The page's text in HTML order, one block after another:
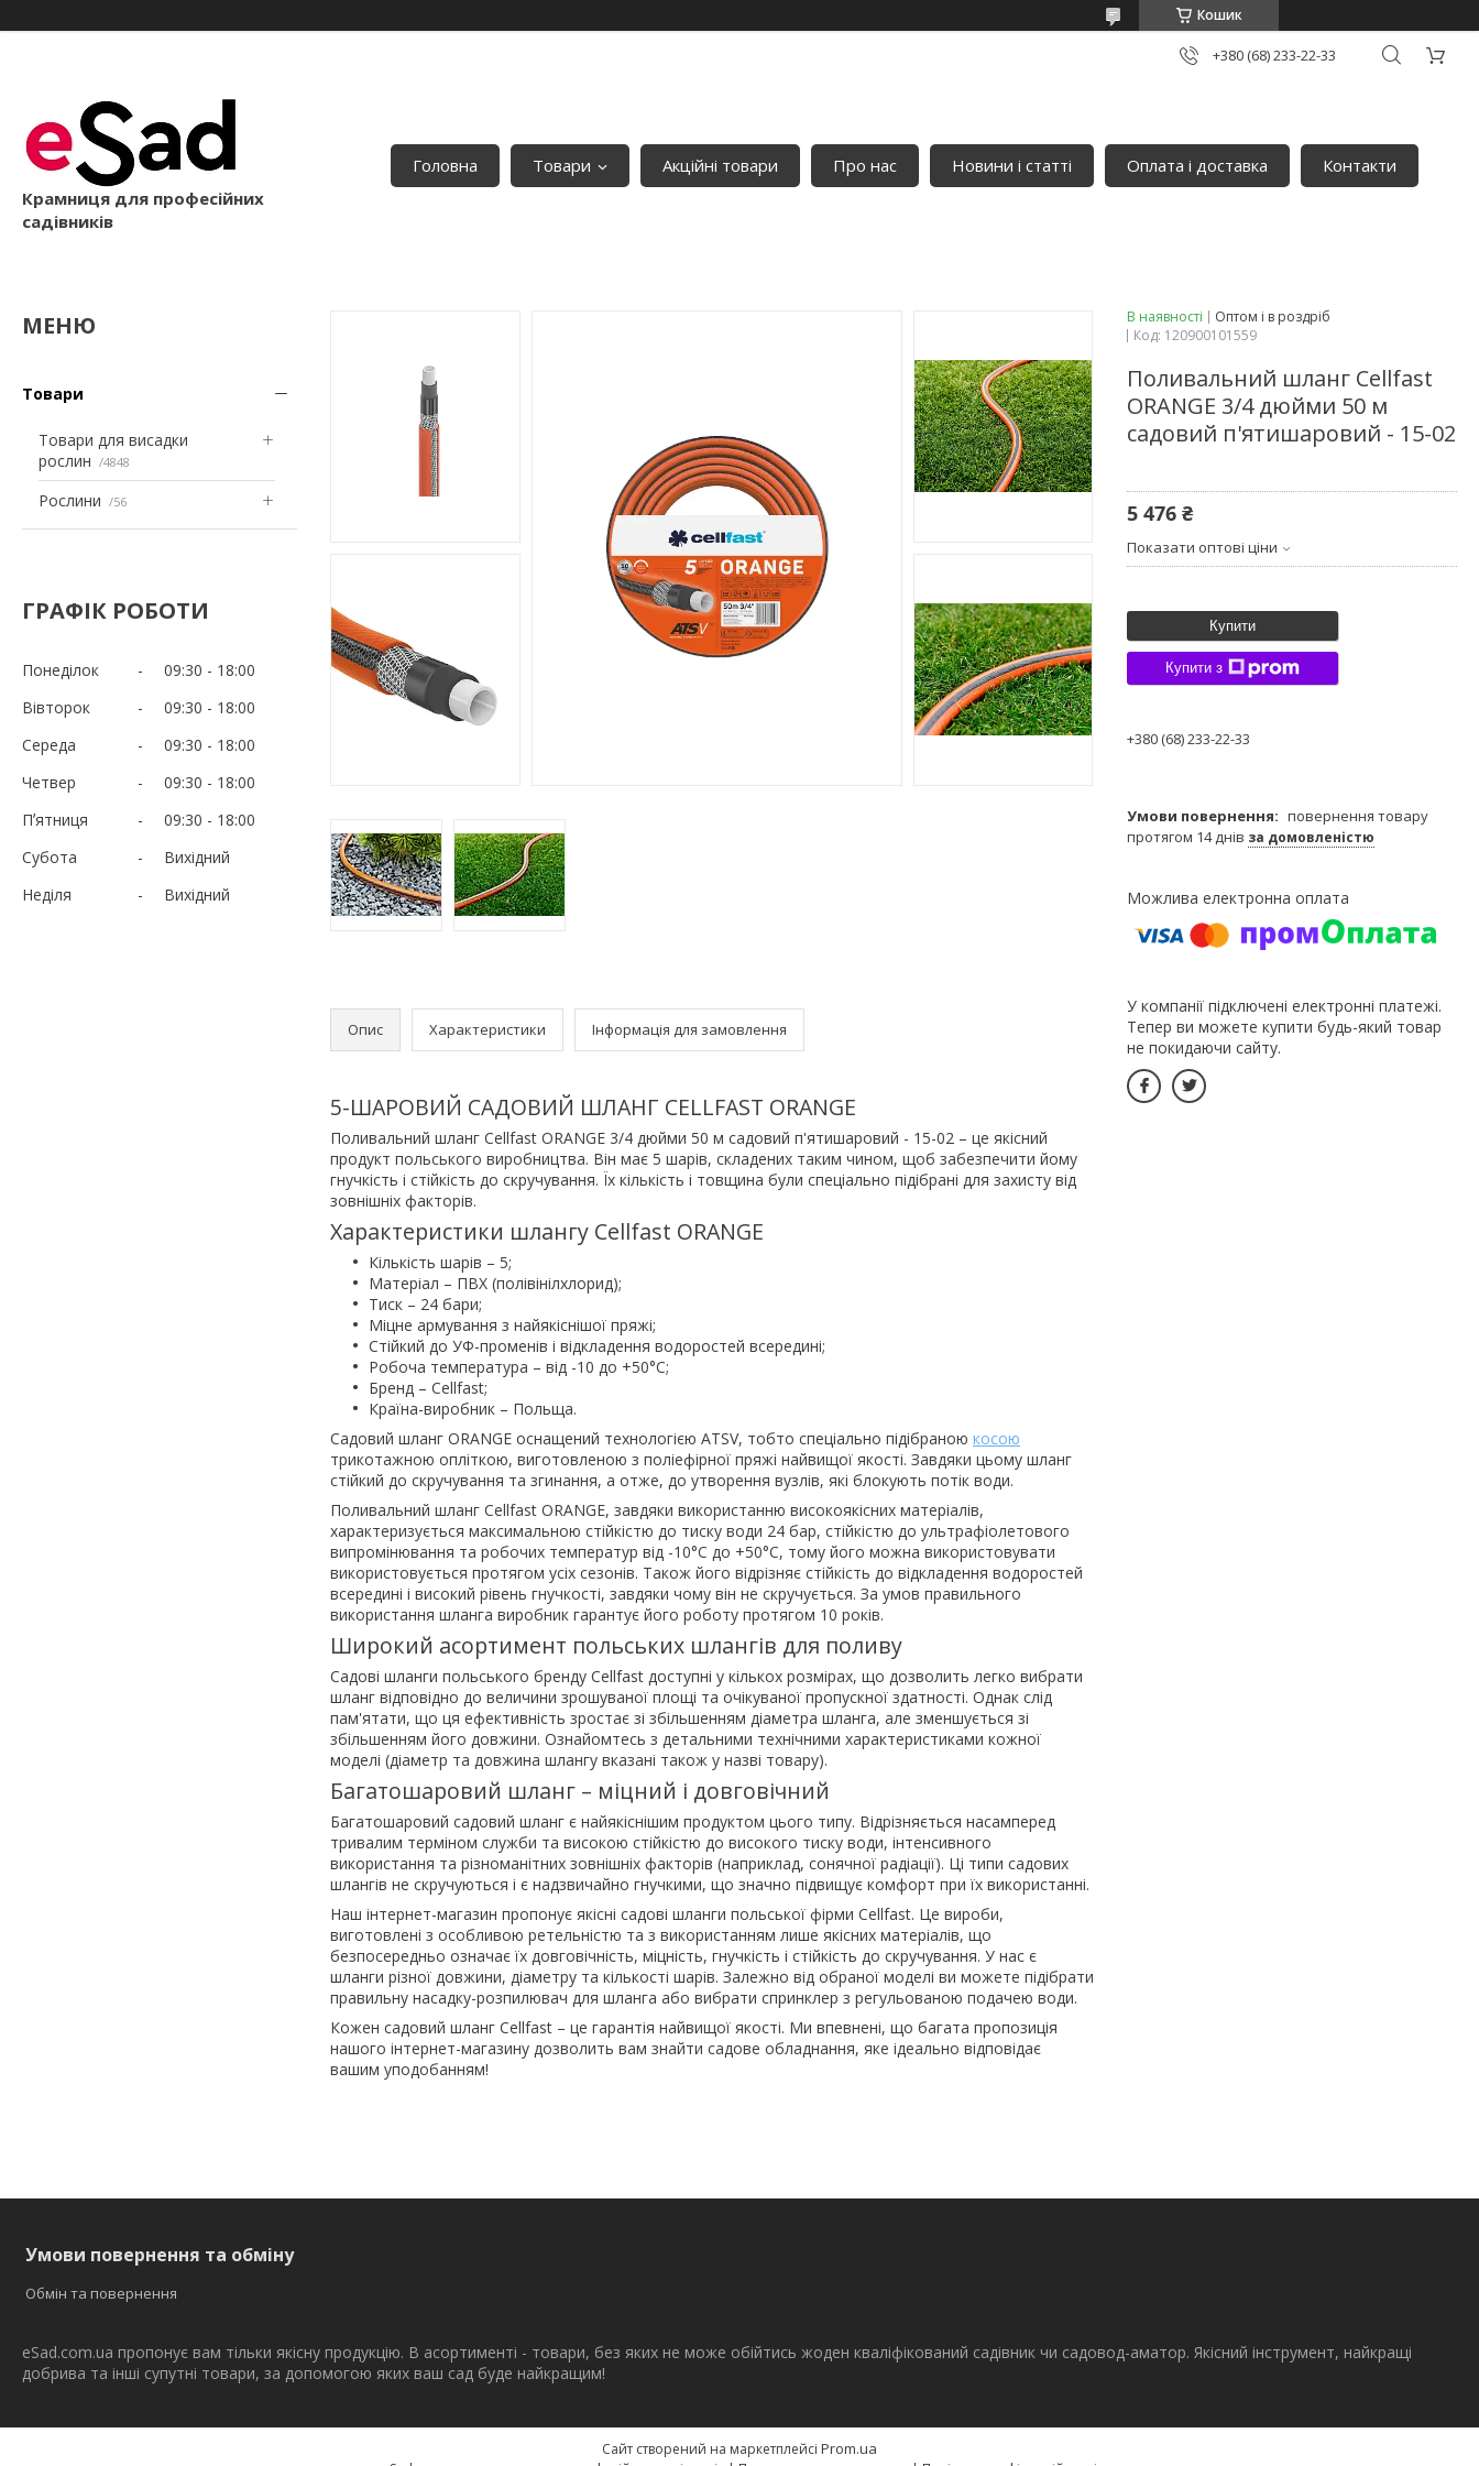
Кошик
+380 (68) 233-22-33
Крамниця для професійних
садівників
Головна Товари Акційні товари Про нас Новини і статті Оплата і доставка Контакти
Товари
Товари для висадки
рослин
4848
Рослини 56
ГРАФІК РОБОТИ
Понеділок 09:30
18:00
Вівторок
09:30
18:00
Середа
09:30
18:00
Четвер
09:30
18:00
Пʼятниця
09:30
18:00
Субота
Вихідний
Неділя
Вихідний
Опис Характеристики Інформація для замовлення
5-ШАРОВИЙ САДОВИЙ ШЛАНГ CELLFAST ORANGE
Поливальний шланг Cellfast ORANGE 3/4 дюйми 50 м садовий п'ятишаровий - 15-02 – це якісний
продукт польського виробництва. Він має 5 шарів, складених таким чином, щоб забезпечити йому
гнучкість і стійкість до скручування. Їх кількість і товщина були спеціально підібрані для захисту від
зовнішніх факторів.
Характеристики шлангу Cellfast ORANGE
Кількість шарів – 5;
Матеріал – ПВХ (полівінілхлорид);
Тиск – 24 бари;
Міцне армування з найякіснішої пряжі;
Стійкий до УФ-променів і відкладення водоростей всередині;
Робоча температура – від -10 до +50°С;
Бренд – Cellfast;
Країна-виробник – Польща.
Садовий шланг ORANGE оснащений технологією ATSV, тобто спеціально підібраною косою
трикотажною опліткою, виготовленою з поліефірної пряжі найвищої якості. Завдяки цьому шланг
стійкий до скручування та згинання, а отже, до утворення вузлів, які блокують потік води.
Поливальний шланг Cellfast ORANGE, завдяки використанню високоякісних матеріалів,
характеризується максимальною стійкістю до тиску води 24 бар, стійкістю до ультрафіолетового
випромінювання та робочих температур від -10°C до +50°C, тому його можна використовувати
використовується протягом усіх сезонів. Також його відрізняє стійкість до відкладення водоростей
всередині і високий рівень гнучкості, завдяки чому він не скручується. За умов правильного
використання шланга виробник гарантує його роботу протягом 10 років.
Широкий асортимент польських шлангів для поливу
Садові шланги польського бренду Cellfast доступні у кількох розмірах, що дозволить легко вибрати
шланг відповідно до величини зрошуваної площі та очікуваної пропускної здатності. Однак слід
пам'ятати, що ця ефективність зростає зі збільшенням діаметра шланга, але зменшується зі
збільшенням його довжини. Ознайомтесь з детальними технічними характеристиками кожної
моделі (діаметр та довжина шлангу вказані також у назві товару).
Багатошаровий шланг – міцний і довговічний
Багатошаровий садовий шланг є найякіснішим продуктом цього типу. Відрізняється насамперед
тривалим терміном служби та високою стійкістю до високого тиску води, інтенсивного
використання та різноманітних зовнішніх факторів (наприклад, сонячної радіації). Ці типи садових
шлангів не скручуються і є надзвичайно гнучкими, що значно підвищує комфорт при їх використанні.
Наш інтернет-магазин пропонує якісні садові шланги польської фірми Cellfast. Це вироби,
виготовлені з особливою ретельністю та з використанням лише якісних матеріалів, що
безпосередньо означає їх довговічність, міцність, гнучкість і стійкість до скручування. У нас є
шланги різної довжини, діаметру та кількості шарів. Залежно від обраної моделі ви можете підібрати
правильну насадку-розпилювач для шланга або вибрати спринклер з регульованою подачею води.
Кожен садовий шланг Cellfast – це гарантія найвищої якості. Ми впевнені, що багата пропозиція
нашого інтернет-магазину дозволить вам знайти садове обладнання, яке ідеально відповідає
вашим уподобанням!
В наявності
Оптом і в роздріб
Код: 120900101559
Поливальний шланг Cellfast
ORANGE 3/4 дюйми 50 м
садовий п'ятишаровий - 15-02
5 476 ₴
Показати оптові ціни
Купити
Купити з
+380 (68) 233-22-33
повернення товару
протягом 14 днів за домовленістю
У компанії підключені електронні платежі.
Тепер ви можете купити будь-який товар
не покидаючи сайту.
Умови повернення та обміну
Обмін та повернення
eSad.com.ua пропонує вам тільки якісну продукцію. В асортименті - товари, без яких не може обійтись жоден кваліфікований садівник чи садовод-аматор. Якісний інструмент, найкращі
добрива та інші супутні товари, за допомогою яких ваш сад буде найкращим!
Сайт створений на маркетплейсі Prom.ua